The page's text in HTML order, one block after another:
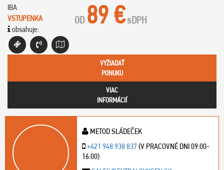
IBA
VSTUPENKA
obsahuje:
OD 89 €sDPH
VYŽIADAŤ
PONUKU
VIAC
INFORMÁCIÍ
METOD SLÁDEČEK
+421 948 938 837(V PRACOVNÉ DNI 09:00-
16:00)